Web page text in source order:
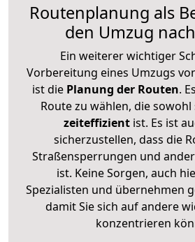
Routenplanung als
den Umzug
Ein weiterer wichtiger
Vorbereitung eines Umzugs
ist die Planung der Routen.
Route zu wählen, die sowohl
zeiteffizientist. Es ist
sicherzustellen, dass die
Straßensperrungen und
ist. Keine Sorgen, auch
Spezialisten und übernehmen
damit Sie sich auf andere
konzentrieren